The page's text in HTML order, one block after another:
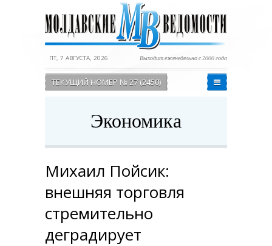
ПТ, 7 АВГУСТА, 2026 Выходит еженедельно с 2000 года
ТЕКУЩИЙ НОМЕР № 27 (2450)
Экономика
Михаил Пойсик:
внешняя торговля
стремительно
деградирует